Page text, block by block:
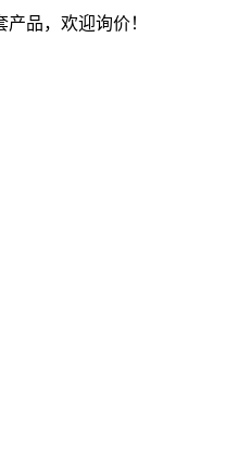
品，欢迎询价！